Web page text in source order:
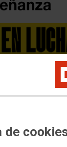
de
Política educativa